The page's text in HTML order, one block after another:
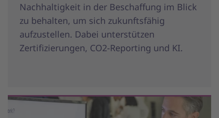
Nachhaltigkeit in der Beschaffung im Blick
zu behalten, um sich zukunftsfähig
aufzustellen. Dabei unterstützen
Zertifizierungen, CO2-Reporting und KI.